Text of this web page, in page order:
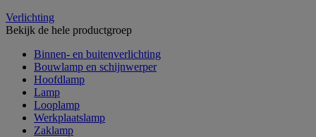
Verlichting
Bekijk de hele productgroep
Binnen- en buitenverlichting
Bouwlamp en schijnwerper
Hoofdlamp
Lamp
Looplamp
Werkplaatslamp
Zaklamp